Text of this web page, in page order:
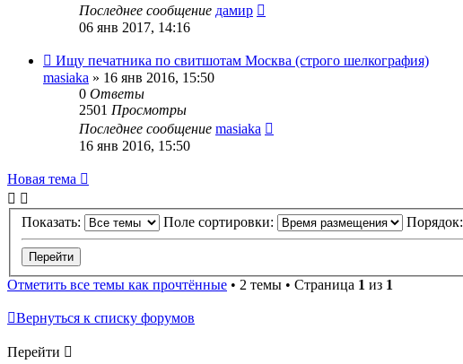
Последнее сообщение дамир
06 янв 2017, 14:16
Ищу печатника по свитшотам Москва (строго шелкография)
masiaka » 16 янв 2016, 15:50
0 Ответы
2501 Просмотры
Последнее сообщение masiaka
16 янв 2016, 15:50
Новая тема
Показать: Поле сортировки: Порядок:
Отметить все темы как прочтённые • 2 темы • Страница 1 из 1
Вернуться к списку форумов
Перейти